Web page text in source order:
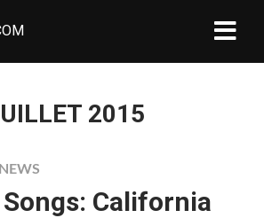
2015
California